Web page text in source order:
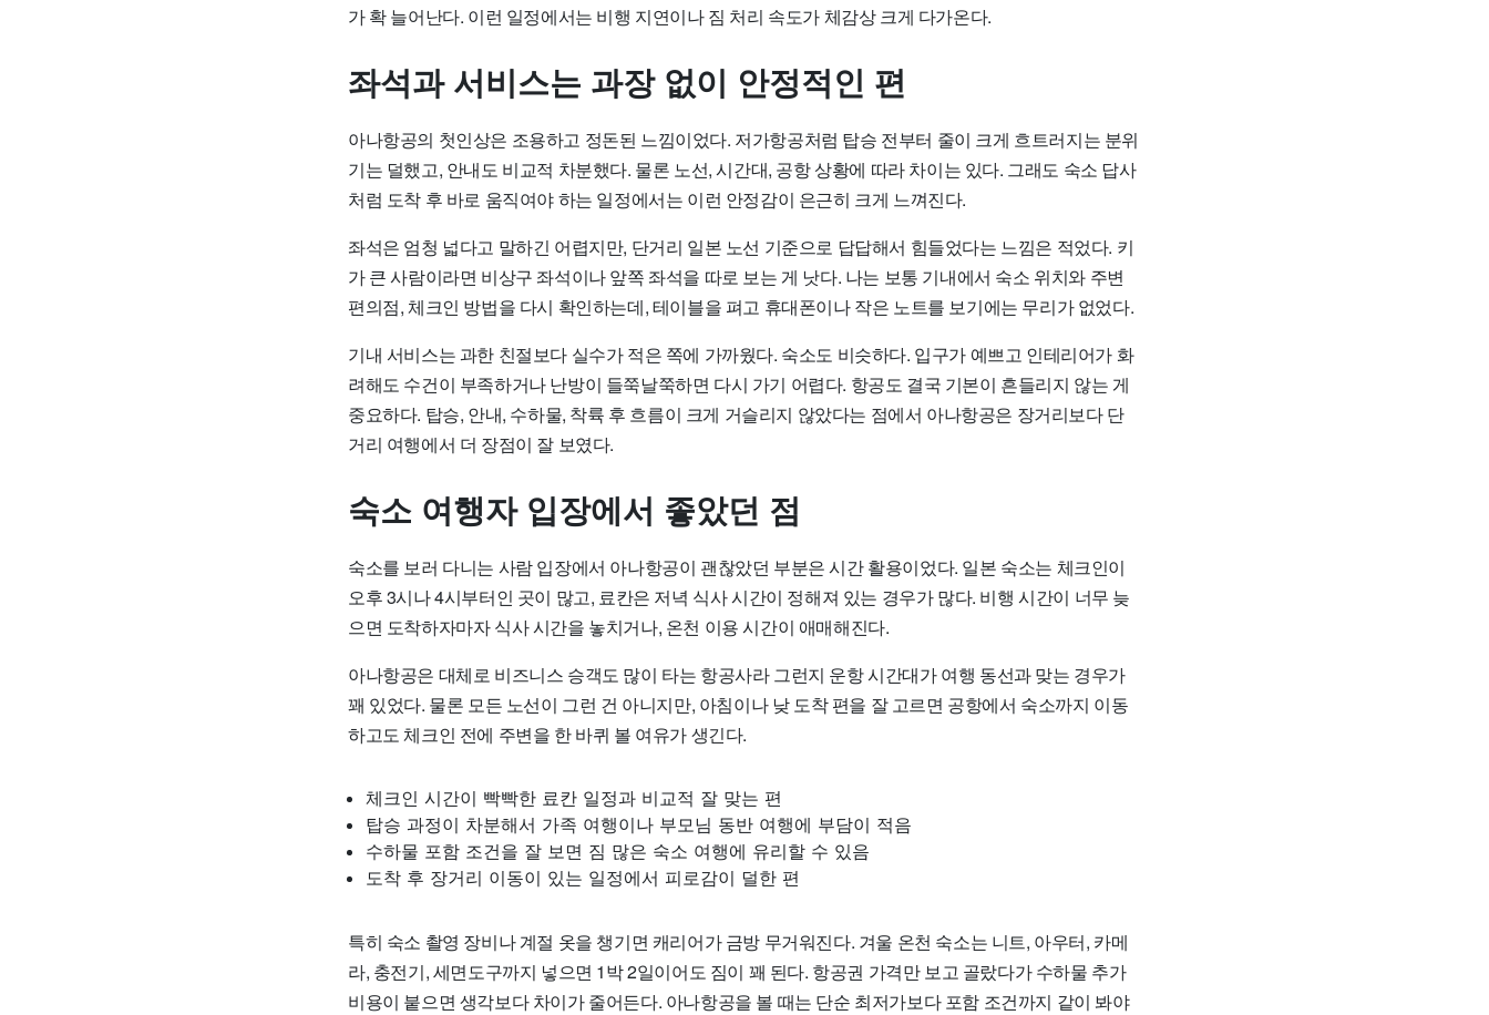
가 확 늘어난다. 이런 일정에서는 비행 지연이나 짐 처리 속도가 체감상 크게 다가온다.
좌석과 서비스는 과장 없이 안정적인 편
아나항공의 첫인상은 조용하고 정돈된 느낌이었다. 저가항공처럼 탑승 전부터 줄이 크게 흐트러지는 분위
기는 덜했고, 안내도 비교적 차분했다. 물론 노선, 시간대, 공항 상황에 따라 차이는 있다. 그래도 숙소 답사
처럼 도착 후 바로 움직여야 하는 일정에서는 이런 안정감이 은근히 크게 느껴진다.
좌석은 엄청 넓다고 말하긴 어렵지만, 단거리 일본 노선 기준으로 답답해서 힘들었다는 느낌은 적었다. 키
가 큰 사람이라면 비상구 좌석이나 앞쪽 좌석을 따로 보는 게 낫다. 나는 보통 기내에서 숙소 위치와 주변
편의점, 체크인 방법을 다시 확인하는데, 테이블을 펴고 휴대폰이나 작은 노트를 보기에는 무리가 없었다.
기내 서비스는 과한 친절보다 실수가 적은 쪽에 가까웠다. 숙소도 비슷하다. 입구가 예쁘고 인테리어가 화
려해도 수건이 부족하거나 난방이 들쭉날쭉하면 다시 가기 어렵다. 항공도 결국 기본이 흔들리지 않는 게
중요하다. 탑승, 안내, 수하물, 착륙 후 흐름이 크게 거슬리지 않았다는 점에서 아나항공은 장거리보다 단
거리 여행에서 더 장점이 잘 보였다.
숙소 여행자 입장에서 좋았던 점
숙소를 보러 다니는 사람 입장에서 아나항공이 괜찮았던 부분은 시간 활용이었다. 일본 숙소는 체크인이
오후 3시나 4시부터인 곳이 많고, 료칸은 저녁 식사 시간이 정해져 있는 경우가 많다. 비행 시간이 너무 늦
으면 도착하자마자 식사 시간을 놓치거나, 온천 이용 시간이 애매해진다.
아나항공은 대체로 비즈니스 승객도 많이 타는 항공사라 그런지 운항 시간대가 여행 동선과 맞는 경우가
꽤 있었다. 물론 모든 노선이 그런 건 아니지만, 아침이나 낮 도착 편을 잘 고르면 공항에서 숙소까지 이동
하고도 체크인 전에 주변을 한 바퀴 볼 여유가 생긴다.
체크인 시간이 빡빡한 료칸 일정과 비교적 잘 맞는 편
탑승 과정이 차분해서 가족 여행이나 부모님 동반 여행에 부담이 적음
수하물 포함 조건을 잘 보면 짐 많은 숙소 여행에 유리할 수 있음
도착 후 장거리 이동이 있는 일정에서 피로감이 덜한 편
특히 숙소 촬영 장비나 계절 옷을 챙기면 캐리어가 금방 무거워진다. 겨울 온천 숙소는 니트, 아우터, 카메
라, 충전기, 세면도구까지 넣으면 1박 2일이어도 짐이 꽤 된다. 항공권 가격만 보고 골랐다가 수하물 추가
비용이 붙으면 생각보다 차이가 줄어든다. 아나항공을 볼 때는 단순 최저가보다 포함 조건까지 같이 봐야